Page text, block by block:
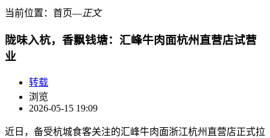
当前位置： 首页―正文
陇味入杭，香飘钱塘：汇峰牛肉面杭州直营店试营
业
转载
浏览
2026-05-15 19:09
近日，备受杭城食客关注的汇峰牛肉面浙江杭州直营店正式拉